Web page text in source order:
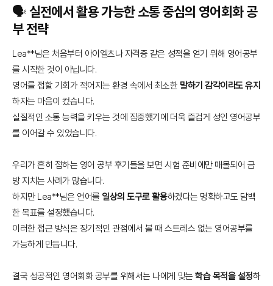
🗣️ 실전에서 활용 가능한 소통 중심의 영어회화 공
부 전략
Lea**님은 처음부터 아이엘츠나 자격증 같은 성적을 얻기 위해 영어공부
를 시작한 것이 아닙니다.
영어를 접할 기회가 적어지는 환경 속에서 최소한 말하기 감각이라도 유지
하자는 마음이 컸습니다.
실질적인 소통 능력을 키우는 것에 집중했기에 더욱 즐겁게 성인 영어공부
를 이어갈 수 있었습니다.
우리가 흔히 접하는 영어 공부 후기들을 보면 시험 준비에만 매몰되어 금
방 지치는 사례가 많습니다.
하지만 Lea**님은 언어를 일상의 도구로 활용하겠다는 명확하고도 담백
한 목표를 설정했습니다.
이러한 접근 방식은 장기적인 관점에서 볼 때 스트레스 없는 영어공부를
가능하게 만듭니다.
결국 성공적인 영어회화 공부를 위해서는 나에게 맞는학습 목적을 설정하